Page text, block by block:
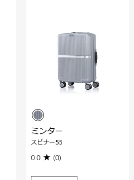
ミンター
スピナー55
0.0 (0)